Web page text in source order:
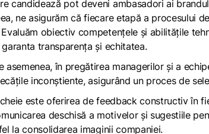
candidează pot deveni ambasadori ai
ne asigurăm că fiecare etapă a procesului
obiectiv competențele și abilitățile
transparența și echitatea.
asemenea, în pregătirea managerilor și a
inconștiente, asigurând un proces de
este oferirea de feedback constructiv în
deschisă a motivelor și sugestiile
la consolidarea imaginii companiei.